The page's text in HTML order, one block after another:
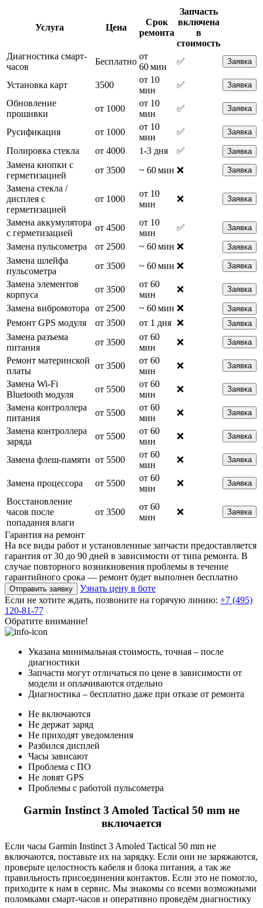
Услуга Цена
Срок
ремонта
Запчасть
включена
в
стоимость
Диагностика смарт-
часов
Бесплатно
от
60 мин
✅ Заявка
Установка карт 3500
от 10
мин
✅ Заявка
Обновление
прошивки
от 1000
от 10
мин
✅ Заявка
Русификация от 1000
от 10
мин
✅ Заявка
Полировка стекла от 4000 1-3 дня ✅ Заявка
Замена кнопки с
герметизацией
от 3500 ~ 60 мин ❌ Заявка
Замена стекла /
дисплея с
герметизацией
от 1000
от 10
мин
❌ Заявка
Замена аккумулятора
с герметизацией
от 4500
от 10
мин
✅ Заявка
Замена пульсометра от 2500 ~ 60 мин ❌ Заявка
Замена шлейфа
пульсометра
от 3500 ~ 60 мин ❌ Заявка
Замена элементов
корпуса
от 3500
от 60
мин
❌ Заявка
Замена вибромотора от 2500 ~ 60 мин ❌ Заявка
Ремонт GPS модуля от 3500 от 1 дня ❌ Заявка
Замена разъема
питания
от 3500
от 60
мин
❌ Заявка
Ремонт материнской
платы
от 3500
от 60
мин
❌ Заявка
Замена Wi-Fi
Bluetooth модуля
от 5500
от 60
мин
❌ Заявка
Замена контроллера
питания
от 5500
от 60
мин
❌ Заявка
Замена контроллера
заряда
от 5500
от 60
мин
❌ Заявка
Замена флеш-памяти от 5500
от 60
мин
❌ Заявка
Замена процессора от 5500
от 60
мин
❌ Заявка
Восстановление
часов после
попадания влаги
от 3500
от 60
мин
❌ Заявка
Гарантия на ремонт
На все виды работ и установленные запчасти предоставляется
гарантия от 30 до 90 дней в зависимости от типа ремонта. В
случае повторного возникновения проблемы в течение
гарантийного срока — ремонт будет выполнен бесплатно
Отправить заявку
Узнать цену в боте
Если не хотите ждать, позвоните на горячую линию: +7 (495)
120-81-77
Обратите внимание!
Указана минимальная стоимость, точная – после
диагностики
Запчасти могут отличаться по цене в зависимости от
модели и оплачиваются отдельно
Диагностика – бесплатно даже при отказе от ремонта
Не включаются
Не держат заряд
Не приходят уведомления
Разбился дисплей
Часы зависают
Проблема с ПО
Не ловят GPS
Проблемы с работой пульсометра
Garmin Instinct 3 Amoled Tactical 50 mm не
включается
Если часы Garmin Instinct 3 Amoled Tactical 50 mm не
включаются, поставьте их на зарядку. Если они не заряжаются,
проверьте целостность кабеля и блока питания, а так же
правильность присоединения контактов. Если это не помогло,
приходите к нам в сервис. Мы знакомы со всеми возможными
поломками смарт-часов и оперативно проведём диагностику